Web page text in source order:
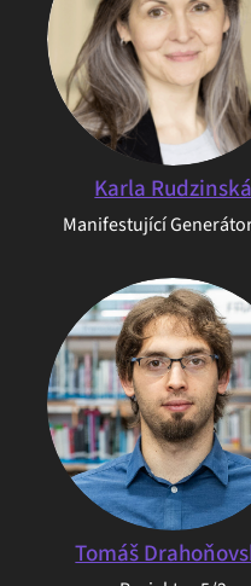
Karla
Manifestující
Tomáš